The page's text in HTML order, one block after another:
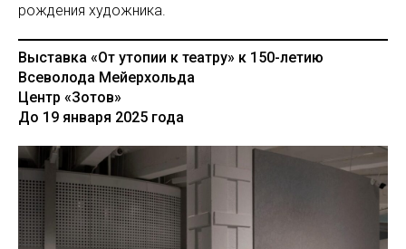
рождения художника.
Выставка «От утопии к театру» к 150-летию
Всеволода Мейерхольда
Центр «Зотов»
До 19 января 2025 года